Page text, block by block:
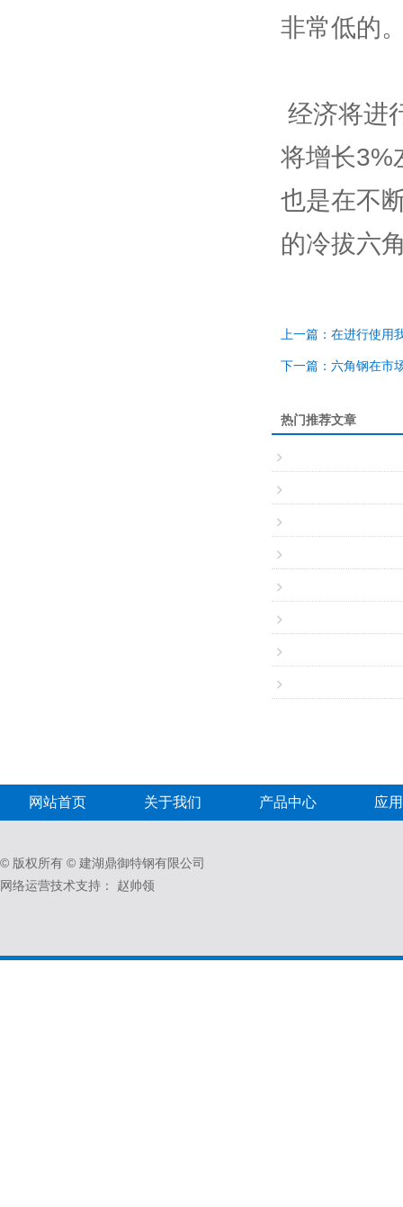
非常低的
将增长3%
也是在不
的冷拔六
上一篇：在进行使用
下一篇：六角钢在市
热门推荐文章
网站首页 关于我们 产品中心 应
© 版权所有 © 建湖鼎御特钢有限公司
网络运营技术支持：
赵帅领